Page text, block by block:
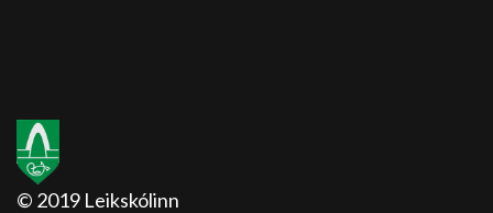
© 2019 Leikskólinn